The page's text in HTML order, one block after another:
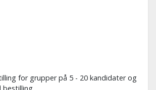
for grupper på 5 - 20 kandidater og
bestilling